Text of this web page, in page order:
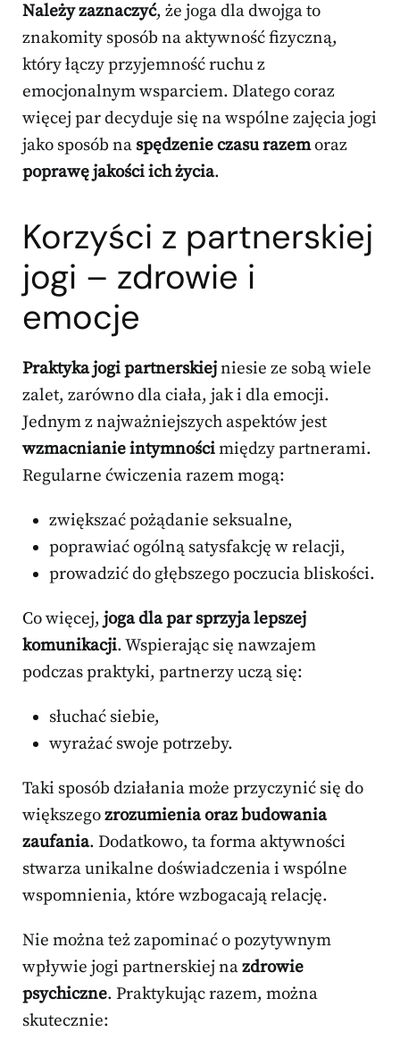
Należy zaznaczyć, że joga dla dwojga to
znakomity sposób na aktywność fizyczną,
który łączy przyjemność ruchu z
emocjonalnym wsparciem. Dlatego coraz
więcej par decyduje się na wspólne zajęcia jogi
jako sposób na spędzenie czasu razemoraz
poprawę jakości ich życia.
Korzyści z partnerskiej
jogi – zdrowie i
emocje
Praktyka jogi partnerskiejniesie ze sobą wiele
zalet, zarówno dla ciała, jak i dla emocji.
Jednym z najważniejszych aspektów jest
wzmacnianie intymnościmiędzy partnerami.
Regularne ćwiczenia razem mogą:
zwiększać pożądanie seksualne,
poprawiać ogólną satysfakcję w relacji,
prowadzić do głębszego poczucia bliskości.
Co więcej, joga dla par sprzyja lepszej
komunikacji. Wspierając się nawzajem
podczas praktyki, partnerzy uczą się:
słuchać siebie,
wyrażać swoje potrzeby.
Taki sposób działania może przyczynić się do
większegozrozumienia oraz budowania
zaufania. Dodatkowo, ta forma aktywności
stwarza unikalne doświadczenia i wspólne
wspomnienia, które wzbogacają relację.
Nie można też zapominać o pozytywnym
wpływie jogi partnerskiej nazdrowie
psychiczne. Praktykując razem, można
skutecznie: